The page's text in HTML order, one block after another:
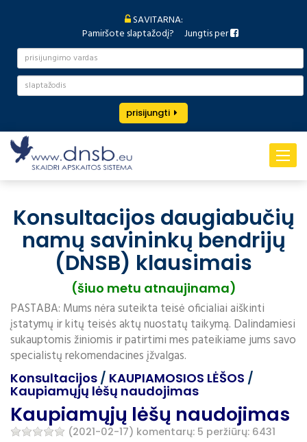
SAVITARNA:
Pamiršote slaptažodį?
Jungtis per
prisijungti
Toggle
Konsultacijos daugiabučių
namų savininkų bendrijų
(DNSB) klausimais
(šiuo metu atnaujinama)
PASTABA: Mums nėra suteikta teisė oficialiai aiškinti
įstatymų ir kitų teisės aktų nuostatų taikymą. Dalindamiesi
sukauptomis žiniomis ir patirtimi mes pateikiame jums savo
specialistų rekomendacines įžvalgas.
Konsultacijos / KAUPIAMOSIOS LĖŠOS /
Kaupiamųjų lėšų naudojimas
Kaupiamųjų lėšų naudojimas
(2021-02-17) komentarų: 5 peržiūrų: 6431